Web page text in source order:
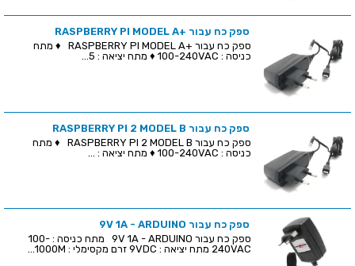
ספק כח עבור +RASPBERRY PI MODEL A
ספק כח עבור +RASPBERRY PI MODEL A ♦ מתח
כניסה : 100-240VAC ♦ מתח יציאה : 5...
ספק כח עבור RASPBERRY PI 2 MODEL B
ספק כח עבור RASPBERRY PI 2 MODEL B ♦ מתח
כניסה : 100-240VAC ♦ מתח יציאה : ...
ספק כח עבור 9V 1A - ARDUINO
ספק כח עבור 9V 1A - ARDUINO מתח כניסה : 100-
240VAC מתח יציאה : 9VDC זרם מקסימלי : 1000M...